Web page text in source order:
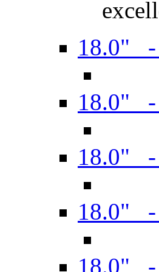
18.0"
18.0" -
18.0" -
18.0" -
18.0" -